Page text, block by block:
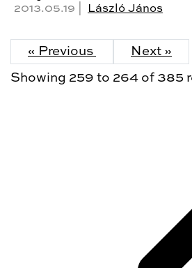
2013.05.19 |
László János
« Previous Next »
Showing 259 to 264 of 385